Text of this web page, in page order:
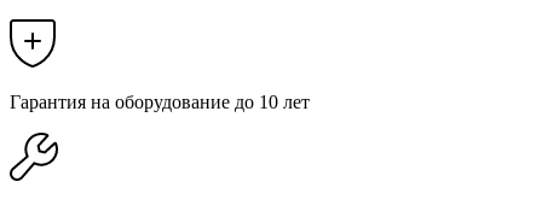
Гарантия на оборудование до 10 лет